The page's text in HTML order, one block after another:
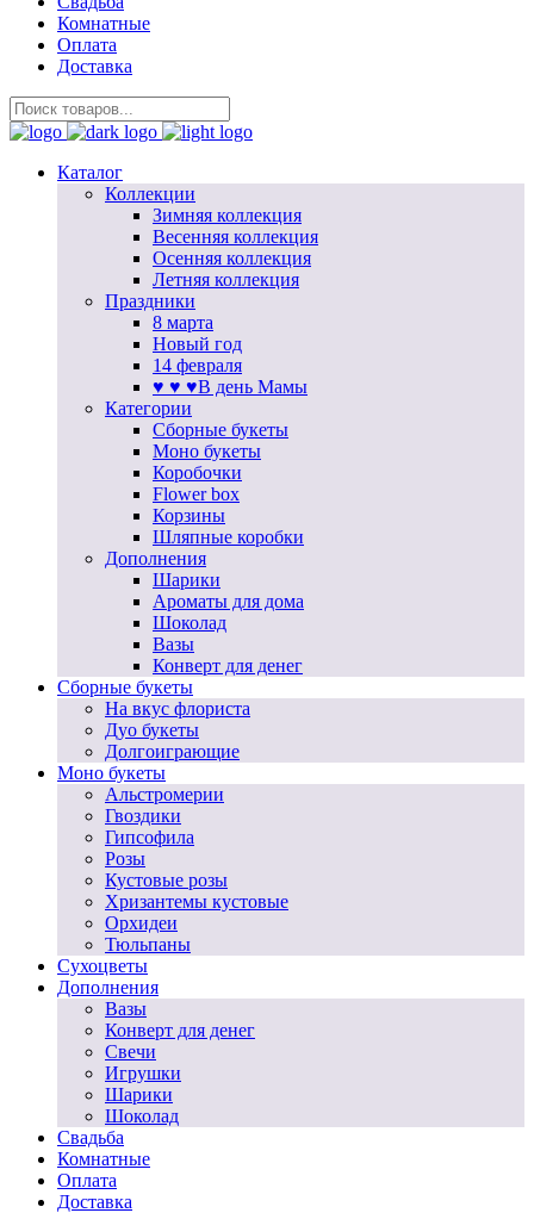
Комнатные
Оплата
Доставка
Каталог
Коллекции
Зимняя коллекция
Весенняя коллекция
Осенняя коллекция
Летняя коллекция
Праздники
8 марта
Новый год
14 февраля
♥ ♥ ♥В день Мамы
Категории
Сборные букеты
Моно букеты
Коробочки
Flower box
Корзины
Шляпные коробки
Дополнения
Шарики
Ароматы для дома
Шоколад
Вазы
Конверт для денег
Сборные букеты
На вкус флориста
Дуо букеты
Долгоиграющие
Моно букеты
Альстромерии
Гвоздики
Гипсофила
Розы
Кустовые розы
Хризантемы кустовые
Орхидеи
Тюльпаны
Сухоцветы
Дополнения
Вазы
Конверт для денег
Свечи
Игрушки
Шарики
Шоколад
Свадьба
Комнатные
Оплата
Доставка